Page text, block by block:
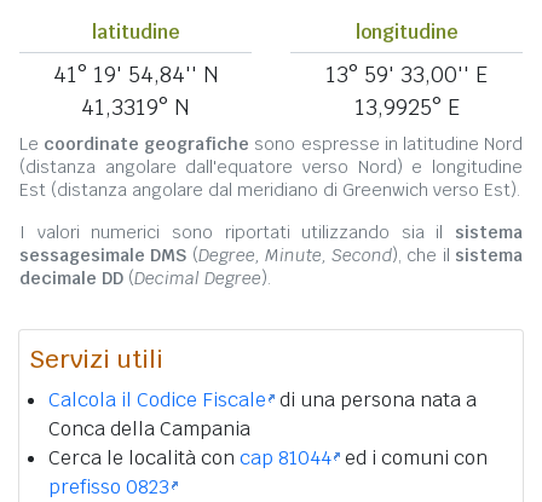
latitudine
41° 19' 54,84'' N
41,3319° N
longitudine
13° 59' 33,00'' E
13,9925° E
Le coordinate geografiche sono espresse in latitudine Nord
(distanza angolare dall'equatore verso Nord) e longitudine
Est (distanza angolare dal meridiano di Greenwich verso Est).
I valori numerici sono riportati utilizzando sia il sistema
sessagesimale DMS (Degree, Minute, Second), che il sistema
decimale DD (Decimal Degree).
Servizi utili
Calcola il Codice Fiscale di una persona nata a
Conca della Campania
Cerca le località con cap 81044 ed i comuni con
prefisso 0823